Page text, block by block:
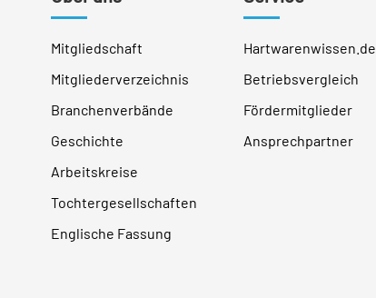
Mitgliedschaft
Mitgliederverzeichnis
Branchenverbände
Geschichte
Arbeitskreise
Tochtergesellschaften
Englische Fassung
Hartwarenwissen.de
Betriebsvergleich
Fördermitglieder
Ansprechpartner